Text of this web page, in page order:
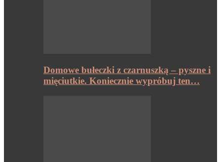
Domowe bułeczki z czarnuszką – pyszne i
mięciutkie. Koniecznie wypróbuj ten…